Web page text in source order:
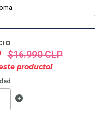
$16.990 CLP
producto!